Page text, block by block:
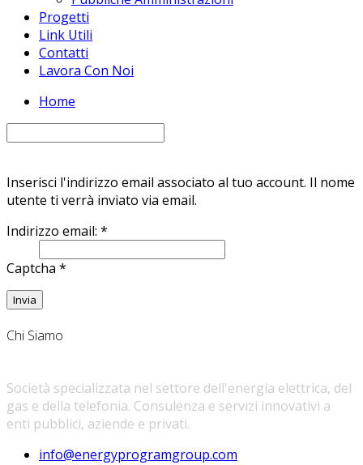
Progetti
Link Utili
Contatti
Lavora Con Noi
Home
Inserisci l'indirizzo email associato al tuo account. Il nome
utente ti verrà inviato via email.
Indirizzo email: *
Captcha *
Invia
Chi Siamo
Società specializzata nel settore dell'energia elettrica, del
gas e della telefonia. Consulenza e servizi innovativi a
enti pubblici, aziende e privati.
info@energyprogramgroup.com